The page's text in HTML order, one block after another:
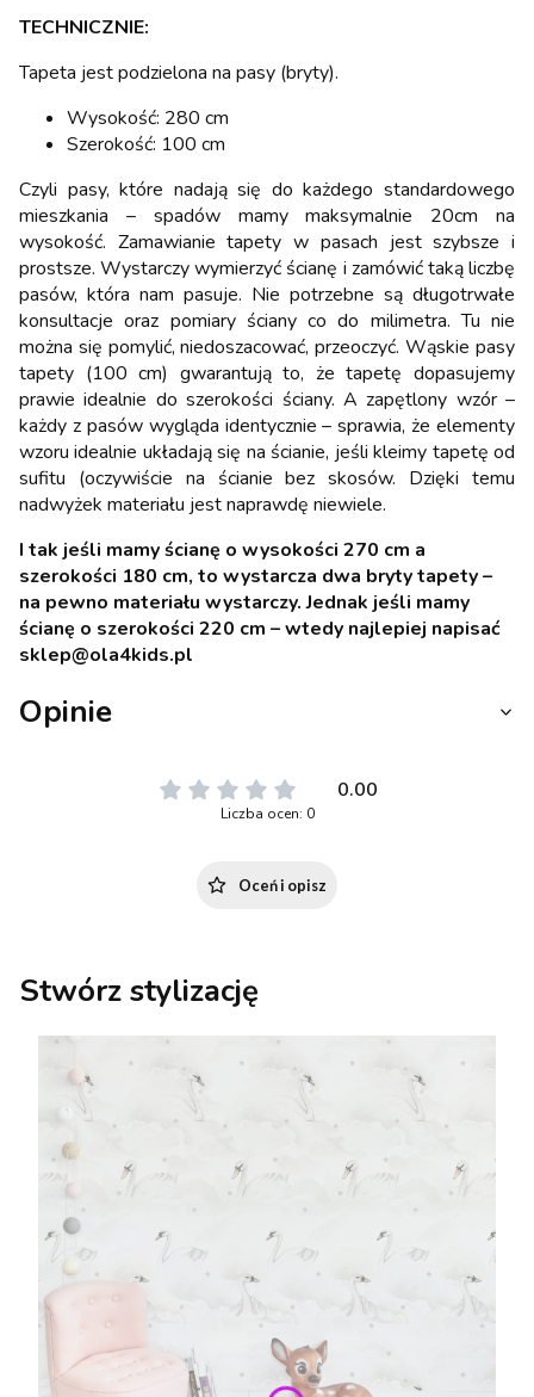
TECHNICZNIE:
Tapeta jest podzielona na pasy (bryty).
Wysokość: 280 cm
Szerokość: 100 cm
Czyli pasy, które nadają się do każdego standardowego
mieszkania – spadów mamy maksymalnie 20cm na
wysokość. Zamawianie tapety w pasach jest szybsze i
prostsze. Wystarczy wymierzyć ścianę i zamówić taką liczbę
pasów, która nam pasuje. Nie potrzebne są długotrwałe
konsultacje oraz pomiary ściany co do milimetra. Tu nie
można się pomylić, niedoszacować, przeoczyć. Wąskie pasy
tapety (100 cm) gwarantują to, że tapetę dopasujemy
prawie idealnie do szerokości ściany. A zapętlony wzór –
każdy z pasów wygląda identycznie – sprawia, że elementy
wzoru idealnie układają się na ścianie, jeśli kleimy tapetę od
sufitu (oczywiście na ścianie bez skosów. Dzięki temu
nadwyżek materiału jest naprawdę niewiele.
I tak jeśli mamy ścianę o wysokości 270 cm a
szerokości 180 cm, to wystarcza dwa bryty tapety –
na pewno materiału wystarczy. Jednak jeśli mamy
ścianę o szerokości 220 cm – wtedy najlepiej napisać
sklep@ola4kids.pl
Opinie
0.00
Liczba ocen: 0
Oceń i opisz
Stwórz stylizację